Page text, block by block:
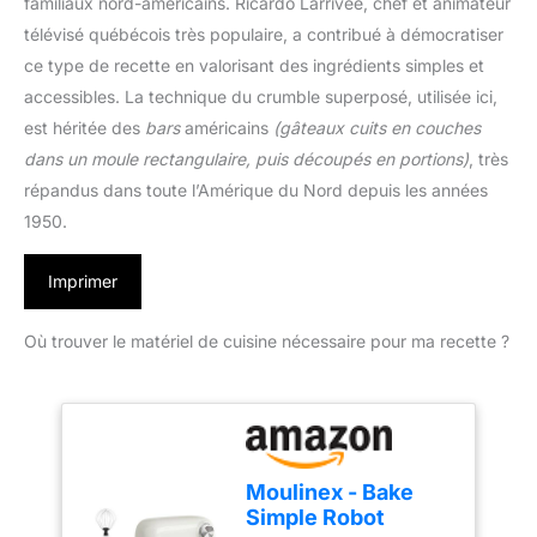
télévisé québécois très populaire, a contribué à démocratiser
ce type de recette en valorisant des ingrédients simples et
accessibles. La technique du crumble superposé, utilisée ici,
est héritée des barsaméricains (gâteaux cuits en couches
dans un moule rectangulaire, puis découpés en portions) , très
répandus dans toute l’Amérique du Nord depuis les années
1950.
Imprimer
Où trouver le matériel de cuisine nécessaire pour ma recette ?
Moulinex - Bake
Simple Robot